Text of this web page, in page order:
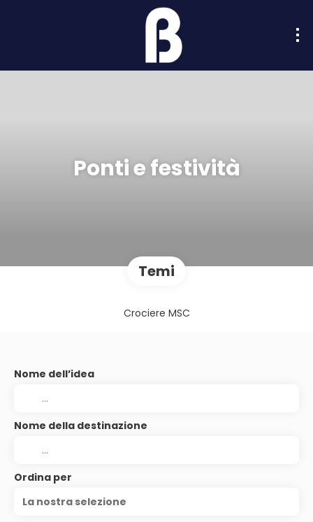
Ponti e festività
Temi
Crociere MSC
Nome dell’idea
Nome della destinazione
Ordina per
La nostra selezione